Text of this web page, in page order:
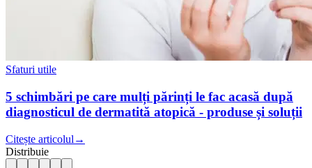
Sfaturi utile
5 schimbări pe care mulți părinți le fac acasă după
diagnosticul de dermatită atopică - produse și soluții
Citește articolul →
Distribuie